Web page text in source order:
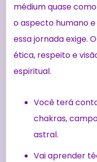
médium quase
o aspecto humano
essa jornada exige.
ética, respeito e
espiritual.
Você terá
chakras,
astral.
Vai aprender